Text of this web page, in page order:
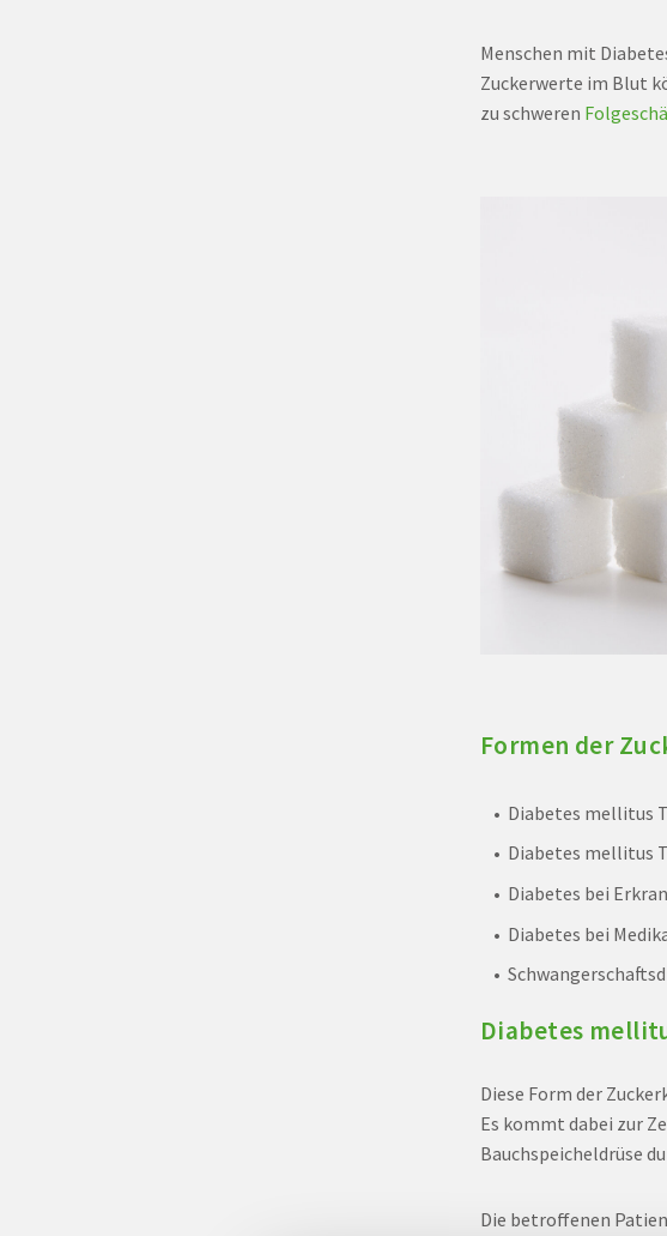
Menschen mit
Zuckerwerte im Blut
zu schweren
Formen der
Diabetes mellitus
Diabetes mellitus
Diabetes bei
Diabetes bei
Diabetes
Diese Form der
Es kommt dabei zur
Bauchspeicheldrüse
Die betroffenen